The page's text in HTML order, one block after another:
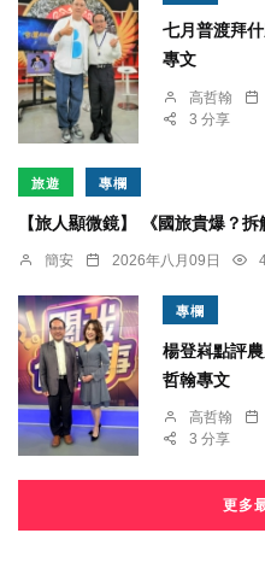
七月普渡拜
專文
高哲翰
3 分享
旅遊 專欄
【旅人顯微鏡】 《國旅貴爆？拆
簡安 2026年八月09日
專欄
楊登嵙點評
哲翰專文
高哲翰
3 分享
更多